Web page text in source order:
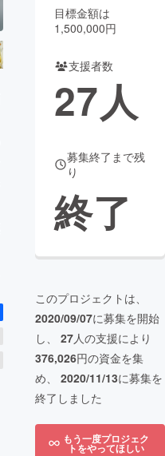
コミュニティ
目標金額は
1,500,000円
支援者数
27人
募集終了まで残
り
終了
このプロジェクトは、
2020/09/07に募集を開始
し、 27人の支援により
376,026円の資金を集
め、 2020/11/13に募集を
終了しました
もう一度プロジェク
トをやってほしい